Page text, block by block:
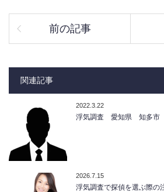
前の記事
関連記事
2022.3.22
浮気調査 愛知県 知多市
2026.7.15
浮気調査で探偵を選ぶ際の